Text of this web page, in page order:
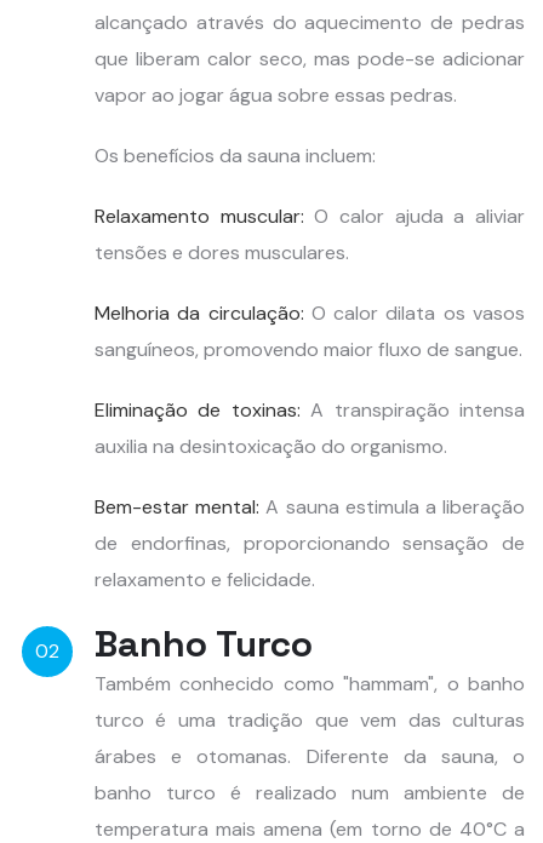
alcançado através do aquecimento de pedras
que liberam calor seco, mas pode-se adicionar
vapor ao jogar água sobre essas pedras.
Os benefícios da sauna incluem:
Relaxamento muscular: O calor ajuda a aliviar
tensões e dores musculares.
Melhoria da circulação: O calor dilata os vasos
sanguíneos, promovendo maior fluxo de sangue.
Eliminação de toxinas: A transpiração intensa
auxilia na desintoxicação do organismo.
Bem-estar mental: A sauna estimula a liberação
de endorfinas, proporcionando sensação de
relaxamento e felicidade.
02 Banho Turco
Também conhecido como "hammam", o banho
turco é uma tradição que vem das culturas
árabes e otomanas. Diferente da sauna, o
banho turco é realizado num ambiente de
temperatura mais amena (em torno de 40°C a